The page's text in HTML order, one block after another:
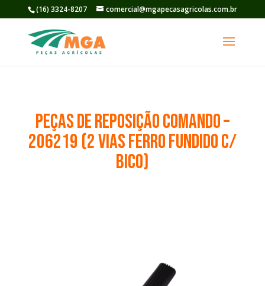
(16) 3324-8207 comercial@mgapecasagricolas.com.br
PEÇAS DE REPOSIÇÃO comando –
206219 (2 vias ferro fundido c/
bico)